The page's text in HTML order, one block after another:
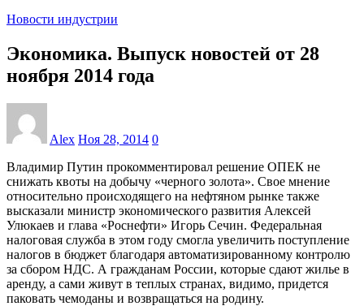
Новости индустрии
Экономика. Выпуск новостей от 28
ноября 2014 года
Alex Ноя 28, 2014 0
Владимир Путин прокомментировал решение ОПЕК не
снижать квоты на добычу «черного золота». Свое мнение
относительно происходящего на нефтяном рынке также
высказали министр экономического развития Алексей
Улюкаев и глава «Роснефти» Игорь Сечин. Федеральная
налоговая служба в этом году смогла увеличить поступление
налогов в бюджет благодаря автоматизированному контролю
за сбором НДС. А гражданам России, которые сдают жилье в
аренду, а сами живут в теплых странах, видимо, придется
паковать чемоданы и возвращаться на родину.